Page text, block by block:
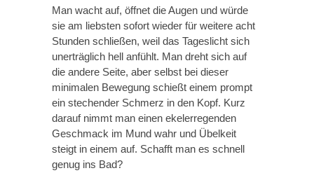
Man wacht auf, öffnet die Augen und würde
sie am liebsten sofort wieder für weitere acht
Stunden schließen, weil das Tageslicht sich
unerträglich hell anfühlt. Man dreht sich auf
die andere Seite, aber selbst bei dieser
minimalen Bewegung schießt einem prompt
ein stechender Schmerz in den Kopf. Kurz
darauf nimmt man einen ekelerregenden
Geschmack im Mund wahr und Übelkeit
steigt in einem auf. Schafft man es schnell
genug ins Bad?